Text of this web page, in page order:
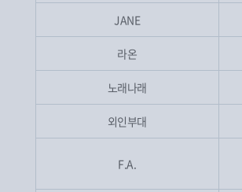
JANE
라온
노래나래
외인부대
F.A.